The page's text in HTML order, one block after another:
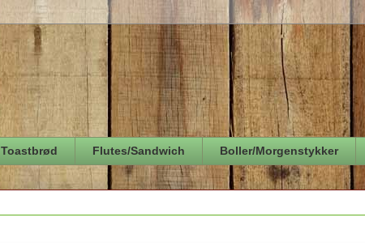
Toastbrød Flutes/Sandwich Boller/Morgenstykker